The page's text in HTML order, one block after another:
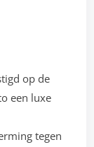
op de
een luxe
tegen